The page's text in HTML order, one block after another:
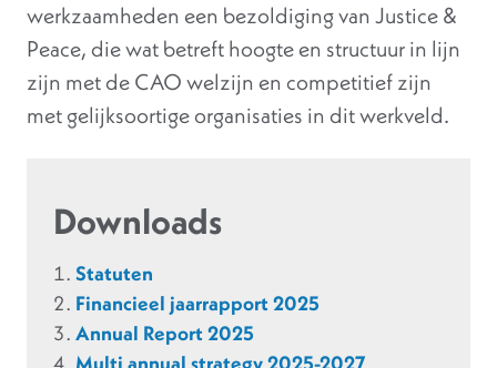
werkzaamheden een bezoldiging van Justice &
Peace, die wat betreft hoogte en structuur in lijn
zijn met de CAO welzijn en competitief zijn
met gelijksoortige organisaties in dit werkveld.
Downloads
Statuten
Financieel jaarrapport 2025
Annual Report 2025